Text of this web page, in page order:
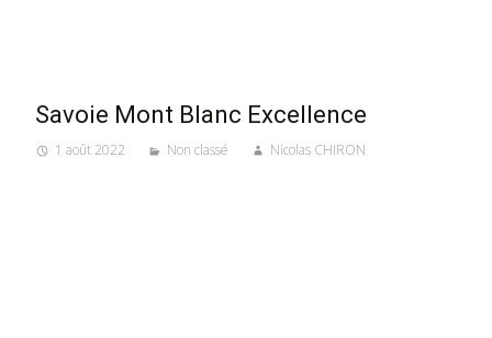
Savoie Mont Blanc Excellence
1 août 2022 Non classé Nicolas CHIRON